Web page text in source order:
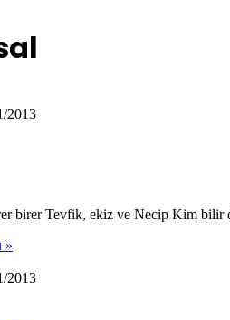
2013
birer Tevfik, ekiz ve Necip Kim bilir
»
2013